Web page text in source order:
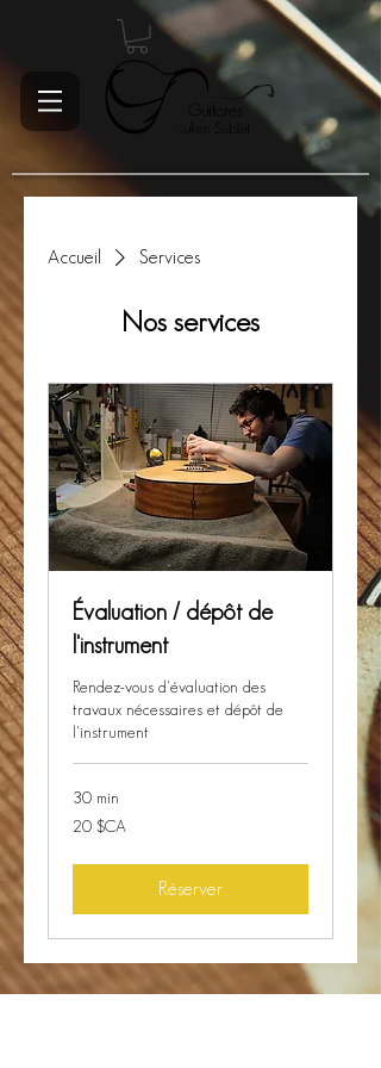
Accueil Services
Nos services
Évaluation / dépôt de
l'instrument
Rendez-vous d'évaluation des
travaux nécessaires et dépôt de
l'instrument
30 min
20
dollars
20 $CA
Réserver